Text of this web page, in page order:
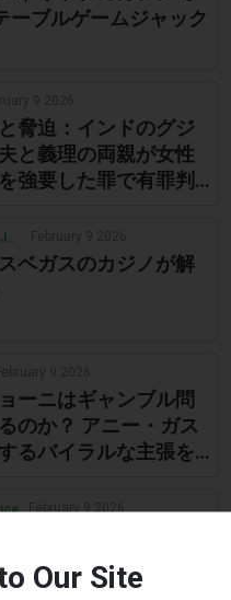
ーブルゲームジャック
脅迫：インドのグジ
と義理の両親が女性
強要した罪で有罪判
Las-vegas Review Journal
ベガスのカジノが解
ーニはギャンブル問
のか？ アニー・ガス
るバイラルな主張を
February 9 2026
像が明らかにする
Our Site